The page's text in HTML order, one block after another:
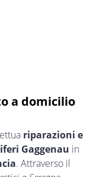
a domicilio
riparazioni e
Gaggenau in
. Attraverso il